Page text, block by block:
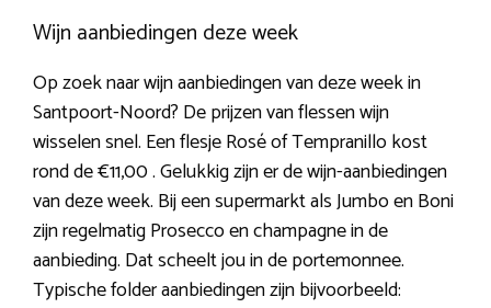
Wijn aanbiedingen deze week
Op zoek naar wijn aanbiedingen van deze week in
Santpoort-Noord? De prijzen van flessen wijn
wisselen snel. Een flesje Rosé of Tempranillo kost
rond de €11,00 . Gelukkig zijn er de wijn-aanbiedingen
van deze week. Bij een supermarkt als Jumbo en Boni
zijn regelmatig Prosecco en champagne in de
aanbieding. Dat scheelt jou in de portemonnee.
Typische folder aanbiedingen zijn bijvoorbeeld: